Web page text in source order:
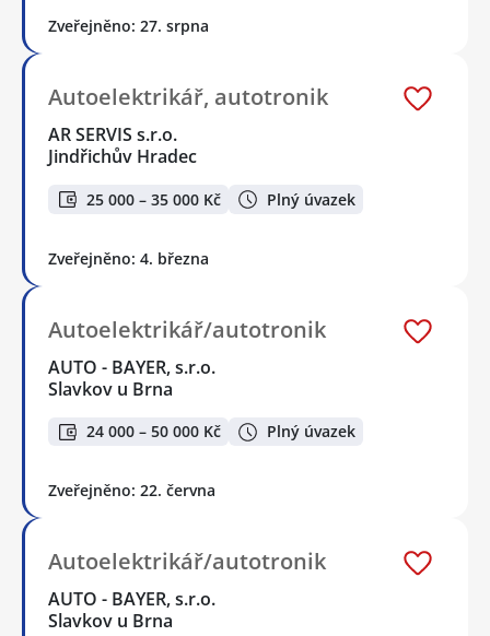
Zveřejněno: 27. srpna
Autoelektrikář, autotronik
AR SERVIS s.r.o.
Jindřichův Hradec
25 000 – 35 000 Kč Plný úvazek
Zveřejněno: 4. března
Autoelektrikář/autotronik
AUTO - BAYER, s.r.o.
Slavkov u Brna
24 000 – 50 000 Kč Plný úvazek
Zveřejněno: 22. června
Autoelektrikář/autotronik
AUTO - BAYER, s.r.o.
Slavkov u Brna